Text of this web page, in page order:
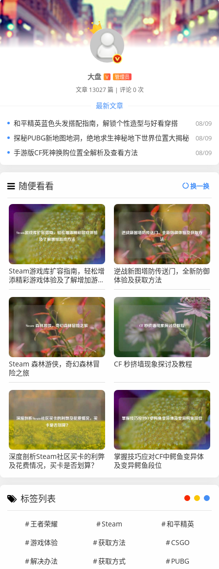
大盘 V 管理员
文章 13027 篇 | 评论 0 次
最新文章
08/09
和平精英蓝色头发搭配指南，解锁个性造型与好看穿搭
08/09
探秘PUBG新地图地洞，绝地求生神秘地下世界位置大揭秘
08/09
手游版CF死神换购位置全解析及查看方法
随便看看 换一换
Steam游戏库扩容指南，轻松增
添精彩游戏体验及了解增加游戏
方法
逆战新图塔防传送门，全新防御
体验及获取方法
Steam 森林游侠，奇幻森林冒
险之旅
CF 秒挤墙现象探讨及教程
深度剖析Steam社区买卡的利弊
及花费情况，买卡是否划算？
掌握技巧应对CF中鳄鱼变异体
及变异鳄鱼段位
标签列表
王者荣耀 Steam
和平精英
游戏体验
获取方法
CSGO
解决办法
获取方式 PUBG